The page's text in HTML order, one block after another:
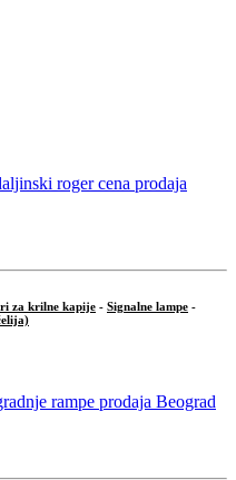
za krilne kapije - Signalne lampe -